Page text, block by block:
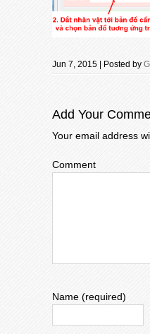
Jun 7, 2015 | Posted by
Add Your
Your email address
Comment
Name (required)